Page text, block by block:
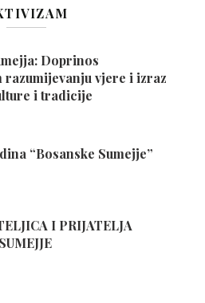
Doprinos
razumijevanju vjere i izraz
i tradicije
“Bosanske Sumejje”
I PRIJATELJA